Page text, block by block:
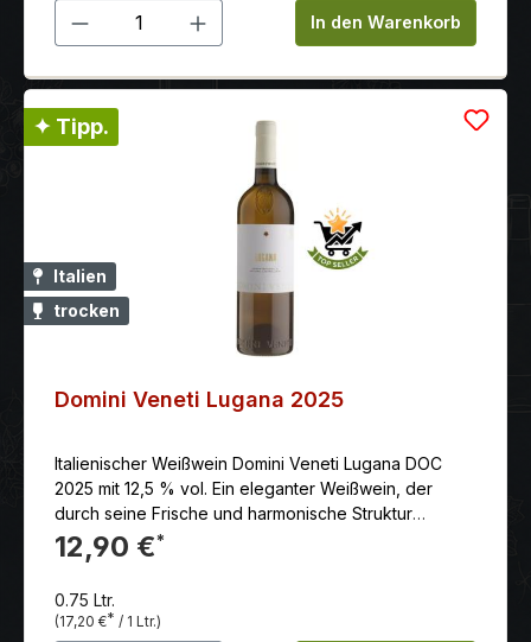
Produkt Anzahl: Gib denIn den Warenkorb
✦ Tipp.
Italien
trocken
Domini Veneti Lugana 2025
Italienischer Weißwein Domini Veneti Lugana DOC
2025 mit 12,5 % vol. Ein eleganter Weißwein, der
durch seine Frische und harmonische Struktur
überzeugt und somit ein idealer Begleiter für
verschiedene Anlässe und Speisen ist.
12,90 €*
0.75 Ltr.
(17,20 €* / 1 Ltr.)